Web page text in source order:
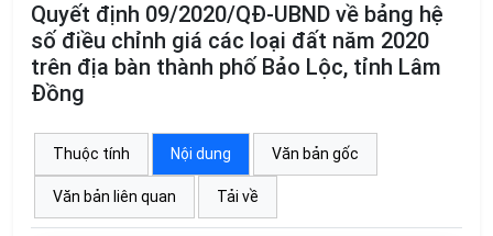
Quyết định 09/2020/QĐ-UBND về bảng hệ
số điều chỉnh giá các loại đất năm 2020
trên địa bàn thành phố Bảo Lộc, tỉnh Lâm
Đồng
Thuộc tính Nội dung Văn bản gốc
Văn bản liên quan Tải về